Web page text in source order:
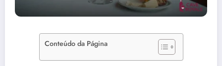
Conteúdo da Página